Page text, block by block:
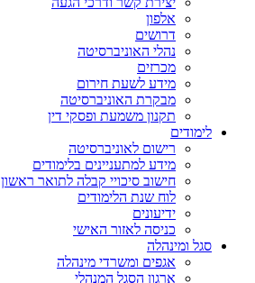
אלפון
דרושים
נהלי האוניברסיטה
מכרזים
מידע לשעת חירום
מבקרת האוניברסיטה
תקנון משמעת ופסקי דין
לימודים
רישום לאוניברסיטה
מידע למתעניינים בלימודים
חישוב סיכויי קבלה לתואר ראשון
לוח שנת הלימודים
ידיעונים
כניסה לאזור האישי
סגל ומינהלה
אגפים ומשרדי מינהלה
ארגון הסגל המנהלי